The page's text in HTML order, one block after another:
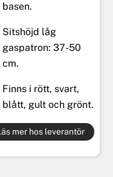
basen.
Sitshöjd låg
gaspatron: 37-50
cm.
Finns i rött, svart,
blått, gult och grönt.
mer hos leverantör